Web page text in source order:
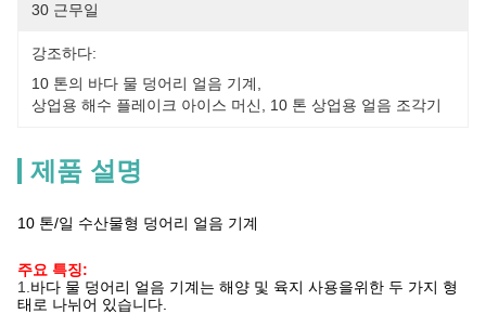
30 근무일
강조하다:
10 톤의 바다 물 덩어리 얼음 기계
상업용 해수 플레이크 아이스 머신
10 톤 상업용 얼음 조각기
제품 설명
10 톤/일 수산물형 덩어리 얼음 기계
주요 특징:
1. 바다 물 덩어리 얼음 기계는 해양 및 육지 사용을위한 두 가지 형
태로 나뉘어 있습니다.